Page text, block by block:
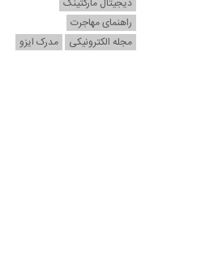
راهنمای مهاجرت
مجله الکترونیکی
مدرک ایزو